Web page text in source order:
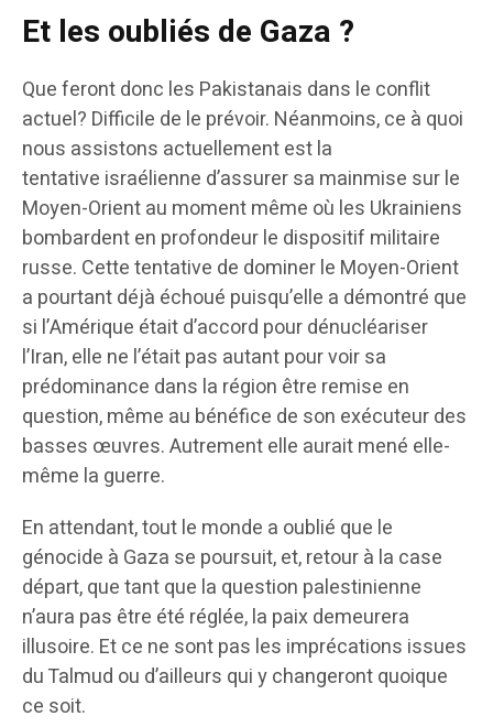
Et les oubliés de Gaza ?
Que feront donc les Pakistanais dans le conflit
actuel? Difficile de le prévoir. Néanmoins, ce à quoi
nous assistons actuellement est la
tentative israélienne d’assurer sa mainmise sur le
Moyen-Orient au moment même où les Ukrainiens
bombardent en profondeur le dispositif militaire
russe. Cette tentative de dominer le Moyen-Orient
a pourtant déjà échoué puisqu’elle a démontré que
si l’Amérique était d’accord pour dénucléariser
l’Iran, elle ne l’était pas autant pour voir sa
prédominance dans la région être remise en
question, même au bénéfice de son exécuteur des
basses œuvres. Autrement elle aurait mené elle-
même la guerre.
En attendant, tout le monde a oublié que le
génocide à Gaza se poursuit, et, retour à la case
départ, que tant que la question palestinienne
n’aura pas être été réglée, la paix demeurera
illusoire. Et ce ne sont pas les imprécations issues
du Talmud ou d’ailleurs qui y changeront quoique
ce soit.